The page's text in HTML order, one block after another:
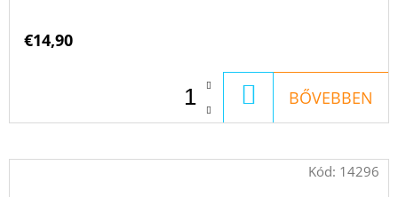
€14,90
KOSÁRBA
BŐVEBBEN
Kód: 14296